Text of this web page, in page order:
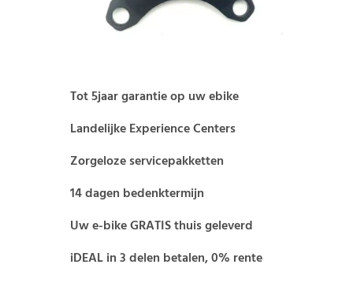
Tot 5jaar garantie op uw ebike
Landelijke Experience Centers
Zorgeloze servicepakketten
14 dagen bedenktermijn
Uw e-bike GRATIS thuis geleverd
iDEAL in 3 delen betalen, 0% rente